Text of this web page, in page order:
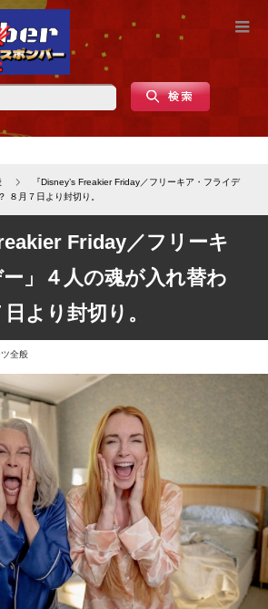
『Disney’s Freakier Friday／フリーキア・フライデ
８月７日より封切り。
Friday／フリーキ
」４人の魂が入れ替わ
より封切り。
全般